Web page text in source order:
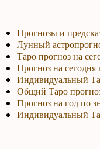
Прогнозы и
Лунный
Таро прогноз на
Прогноз на сегодня
Индивидуальный
Общий Таро
Прогноз на год по
Индивидуальный